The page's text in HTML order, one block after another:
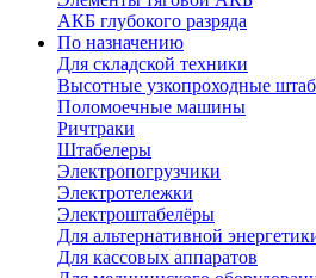
АКБ глубокого разряда
По назначению
Для складской техники
Высотные узкопроходные
Поломоечные машины
Ричтраки
Штабелеры
Электропогрузчики
Электротележки
Электроштабелёры
Для альтернативной
Для кассовых аппаратов